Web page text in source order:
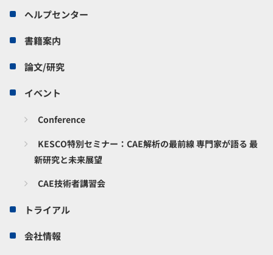
ヘルプセンター
書籍案内
論文/研究
イベント
Conference
KESCO特別セミナー：CAE解析の最前線 専門家が語る 最
新研究と未来展望
CAE技術者講習会
トライアル
会社情報